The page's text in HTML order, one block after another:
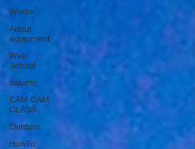
Works
About
equipment
Web
School
column
CAM CAM
CLASS
Outdoor
HowTo